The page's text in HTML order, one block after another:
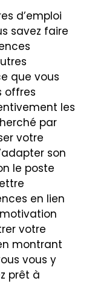
d’emploi
savez faire
que vous
offres
les
par
votre
son
le poste
en lien
votre
montrant
vous y
prêt à